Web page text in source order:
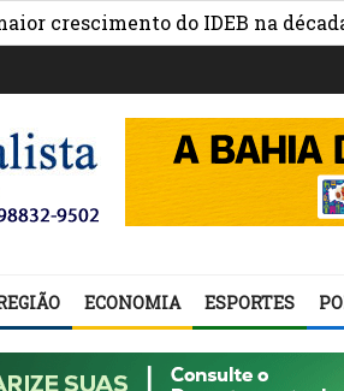
do IDEB na década com
ECONOMIA ESPORTES